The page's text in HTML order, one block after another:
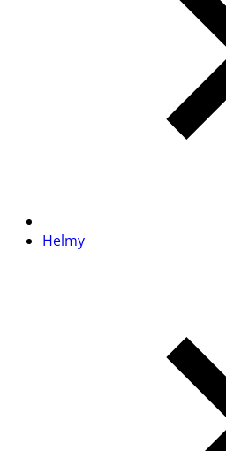
Helmy